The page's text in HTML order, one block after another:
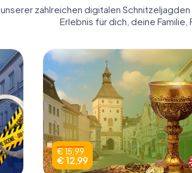
zahlreichen digitalen
Erlebnis für dich, deine
€ 15,99
€ 12,99